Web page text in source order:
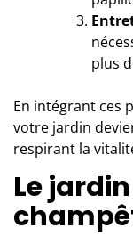
plus
En intégrant ces
votre jardin
respirant la
Le